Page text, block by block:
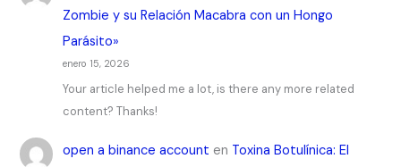
Zombie y su Relación Macabra con un Hongo
Parásito»
enero 15, 2026
Your article helped me a lot, is there any more related
content? Thanks!
open a binance account en Toxina Botulínica: El